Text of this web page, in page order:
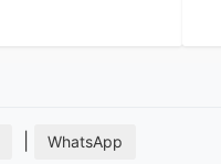
WhatsApp